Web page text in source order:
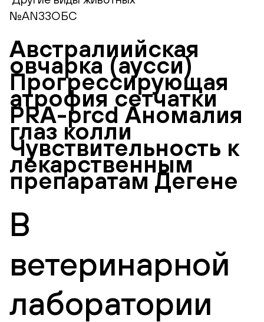
№AN33ОБС
Австралиийская
овчарка (аусси)
Прогрессирующая
атрофия сетчатки
PRA-prcd Аномалия
глаз колли
Чувствительность к
лекарственным
препаратам Дегене
В
ветеринарной
лаборатории